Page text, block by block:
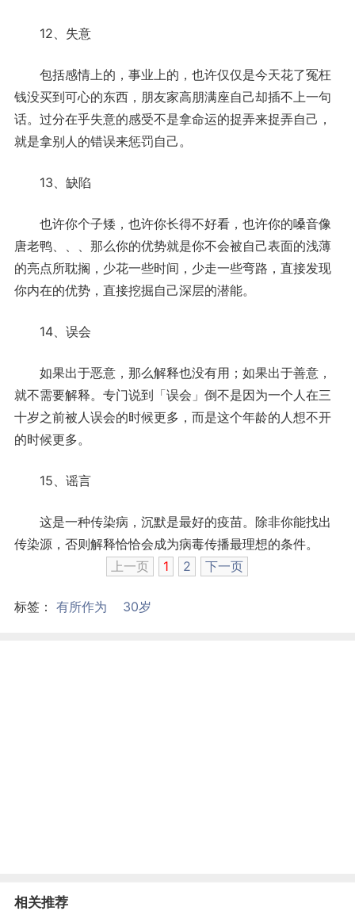
12、失意
包括感情上的，事业上的，也许仅仅是今天花了冤枉
钱没买到可心的东西，朋友家高朋满座自己却插不上一句
话。过分在乎失意的感受不是拿命运的捉弄来捉弄自己，
就是拿别人的错误来惩罚自己。
13、缺陷
也许你个子矮，也许你长得不好看，也许你的嗓音像
唐老鸭、、、那么你的优势就是你不会被自己表面的浅薄
的亮点所耽搁，少花一些时间，少走一些弯路，直接发现
你内在的优势，直接挖掘自己深层的潜能。
14、误会
如果出于恶意，那么解释也没有用；如果出于善意，
就不需要解释。专门说到「误会」倒不是因为一个人在三
十岁之前被人误会的时候更多，而是这个年龄的人想不开
的时候更多。
15、谣言
这是一种传染病，沉默是最好的疫苗。除非你能找出
传染源，否则解释恰恰会成为病毒传播最理想的条件。
上一页
1 2 下一页
标签： 有所作为 30岁
相关推荐